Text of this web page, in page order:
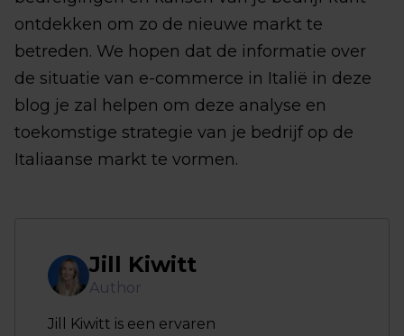
ontdekken om zo de nieuwe markt te
betreden. We hopen dat de informatie over
de situatie van e-commerce in Italië in deze
blog je zal helpen om deze analyse en
toekomstige strategie van je bedrijf op de
Italiaanse markt te vormen.
Jill Kiwitt
Author
Jill Kiwitt is een ervaren